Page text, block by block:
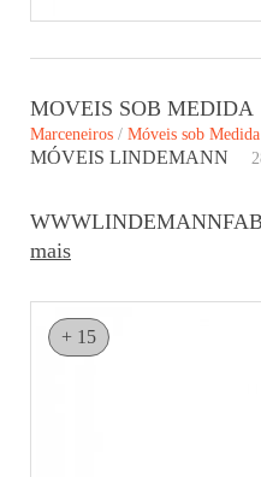
MOVEIS SOB MEDIDA
Marceneiros / Móveis sob Medida
MÓVEIS LINDEMANN
mais
+ 15